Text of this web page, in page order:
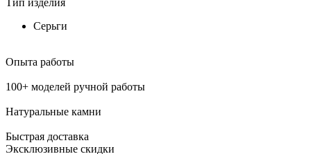
Серьги
Опыта работы
100+ моделей ручной работы
Натуральные камни
Быстрая доставка
Эксклюзивные скидки